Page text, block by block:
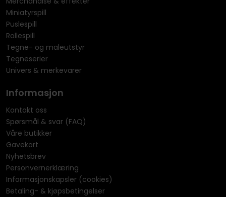
Miniatyrspill
Puslespill
Rollespill
Tegne- og maleutstyr
Tegneserier
Univers & merkevarer
Informasjon
Kontakt oss
Spørsmål & svar (FAQ)
Våre butikker
Gavekort
Nyhetsbrev
Personvernerklæring
Informasjonskapsler (cookies)
Betaling- & kjøpsbetingelser